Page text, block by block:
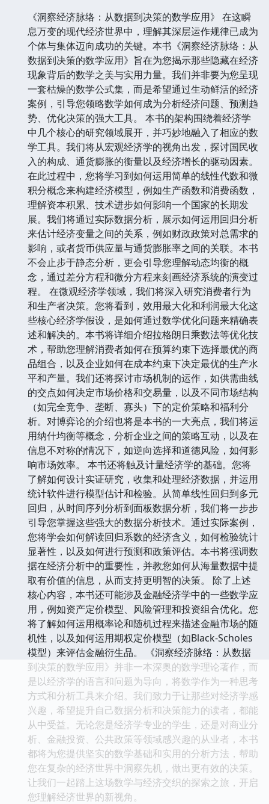
《洞察经济脉络：从数据到决策的数学应用》 在这瞬
息万变的现代经济世界中，理解其深层运作规律已成为
个体与集体迈向成功的关键。本书《洞察经济脉络：从
数据到决策的数学应用》旨在为您揭示那些隐藏在经济
现象背后的数学之美与实用力量。我们并非要为您呈现
一套枯燥的数学公式集，而是希望通过生动鲜活的经济
案例，引导您领略数学如何成为分析经济问题、预测趋
势、优化决策的强大工具。 本书的架构围绕着经济学
中几个核心的研究领域展开，并巧妙地融入了相应的数
学工具。我们将从宏观经济学的视角出发，探讨国民收
入的构成、通货膨胀的衡量以及经济增长的驱动因素。
在此过程中，您将学习到如何运用简单的线性代数和微
积分概念来构建经济模型，例如生产函数和消费函数，
理解资本积累、技术进步如何影响一个国家的长期发
展。我们将通过实际数据分析，展示如何运用回归分析
来估计经济变量之间的关系，例如财政政策对总需求的
影响，或者货币供应量与通货膨胀率之间的关联。本书
不会止步于静态分析，更会引导您理解动态均衡的概
念，通过差分方程和微分方程来刻画经济系统的演变过
程。 在微观经济学领域，我们将深入研究消费者行为
和生产者决策。您将看到，效用最大化和利润最大化这
些核心经济学假设，是如何通过数学优化问题来精确表
述和解决的。本书将详细介绍拉格朗日乘数法等优化技
术，帮助您理解消费者如何在预算约束下选择最优的商
品组合，以及企业如何在成本约束下决定最优的生产水
平和产量。我们还将探讨市场机制的运作，如供需曲线
的交点如何决定市场价格和交易量，以及不同市场结构
（如完全竞争、垄断、寡头）下的定价策略和福利分
析。对博弈论的介绍也将是本书的一大亮点，我们将运
用纳什均衡等概念，分析企业之间的策略互动，以及在
信息不对称的情况下，如逆向选择和道德风险，如何影
响市场效率。 本书还将触及计量经济学的基础。您将
了解如何设计实证研究，收集和处理经济数据，并运用
统计软件进行模型估计和检验。从简单线性回归到多元
回归，从时间序列分析到面板数据分析，我们将一步步
引导您掌握这些强大的数据分析技术。通过实际案例，
您将学会如何解读回归系数的经济含义，如何检验统计
显著性，以及如何进行预测和政策评估。本书将强调数
据在经济分析中的重要性，并教您如何从海量数据中提
取有价值的信息，从而支持更明智的决策。 除了上述
核心内容，本书还可能涉及金融经济学中的一些数学应
用，例如资产定价模型、风险管理和投资组合优化。您
将了解如何运用概率论和随机过程来描述金融市场的随
机性，以及如何运用期权定价模型（如Black-Scholes
模型）来评估金融衍生品。 《洞察经济脉络：从数据
到决策的数学应用》并非一本深奥的数学理论著作，而
是以经济学的语言和问题为导向，将数学作为一种思考
方式和分析工具来介绍。我们致力于让那些对经济学感
兴趣，希望提升自己数据分析和决策能力的读者，都能
从中受益。无论您是经济学专业的学生，还是对商业分
析、金融投资、公共政策等领域感兴趣的从业者，本书
都将为您提供坚实的数学基础和实用的分析方法，帮助
您在复杂的经济世界中洞察先机，做出更有效的决策。
让我们一起踏上这场数学与经济交织的探索之旅，开启
您理解经济世界的新视角。